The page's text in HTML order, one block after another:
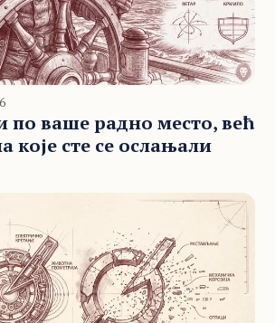
по ваше радно место, већ
које сте се ослањали